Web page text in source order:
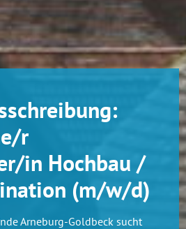
r
in Hochbau /
(m/w/d)
Arneburg-Goldbeck sucht